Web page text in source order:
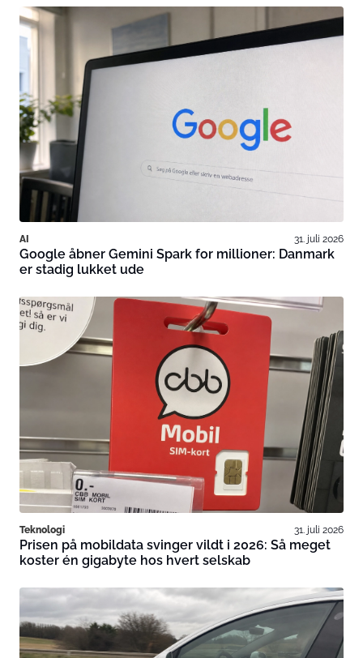
AI 31. juli 2026
Google åbner Gemini Spark for millioner: Danmark
er stadig lukket ude
Teknologi 31. juli 2026
Prisen på mobildata svinger vildt i 2026: Så meget
koster én gigabyte hos hvert selskab